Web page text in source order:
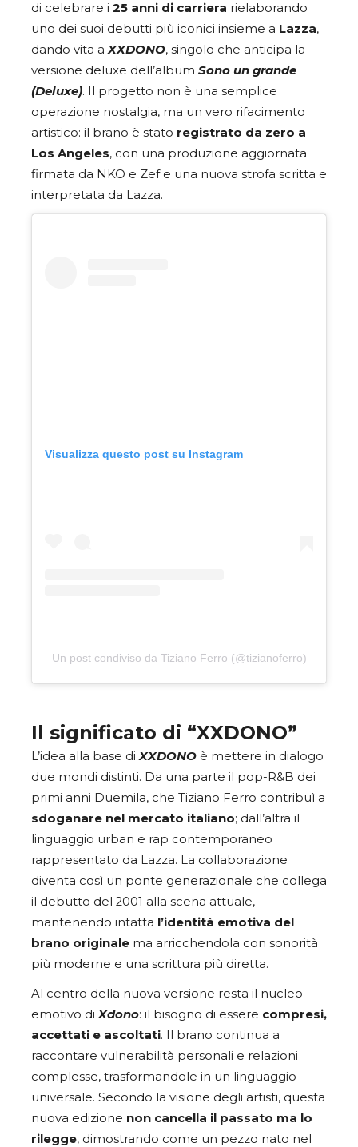
di celebrare i 25 anni di carriera rielaborando
uno dei suoi debutti più iconici insieme a Lazza,
dando vita aXXDONO, singolo che anticipa la
versione deluxe dell’album Sono un grande
(Deluxe). Il progetto non è una semplice
operazione nostalgia, ma un vero rifacimento
artistico: il brano è stato registrato da zero a
Los Angeles, con una produzione aggiornata
firmata da NKO e Zef e una nuova strofa scritta e
interpretata da Lazza.
Visualizza questo post su Instagram
Un post condiviso da Tiziano Ferro (@tizianoferro)
Il significato di “XXDONO”
L’idea alla base di XXDONO è mettere in dialogo
due mondi distinti. Da una parte il pop-R&B dei
primi anni Duemila, che Tiziano Ferro contribuì a
sdoganare nel mercato italiano; dall’altra il
linguaggio urban e rap contemporaneo
rappresentato da Lazza. La collaborazione
diventa così un ponte generazionale che collega
il debutto del 2001 alla scena attuale,
mantenendo intatta l’identità emotiva del
brano originale ma arricchendola con sonorità
più moderne e una scrittura più diretta.
Al centro della nuova versione resta il nucleo
emotivo di Xdono: il bisogno di essere compresi,
accettati e ascoltati. Il brano continua a
raccontare vulnerabilità personali e relazioni
complesse, trasformandole in un linguaggio
universale. Secondo la visione degli artisti, questa
nuova edizione non cancella il passato ma lo
rilegge, dimostrando come un pezzo nato nel